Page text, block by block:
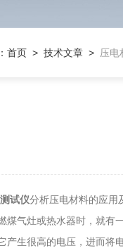
首页 >技术文章 > 压电
试仪分析压电材料的应用
气灶或热水器时，就有一
产生很高的电压，进而将